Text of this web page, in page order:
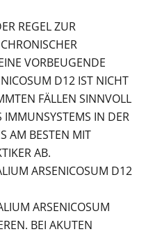
REGEL ZUR
VORBEUGENDE
D12 IST NICHT
FÄLLEN SINNVOLL
IMMUNSYSTEMS IN DER
AM BESTEN MIT
AB.
ARSENICOSUM D12
ARSENICOSUM
BEI AKUTEN